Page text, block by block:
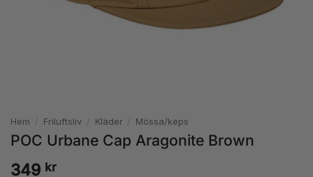
Hem / Friluftsliv / Kläder / Mössa/keps
POC Urbane Cap Aragonite Brown
349 kr